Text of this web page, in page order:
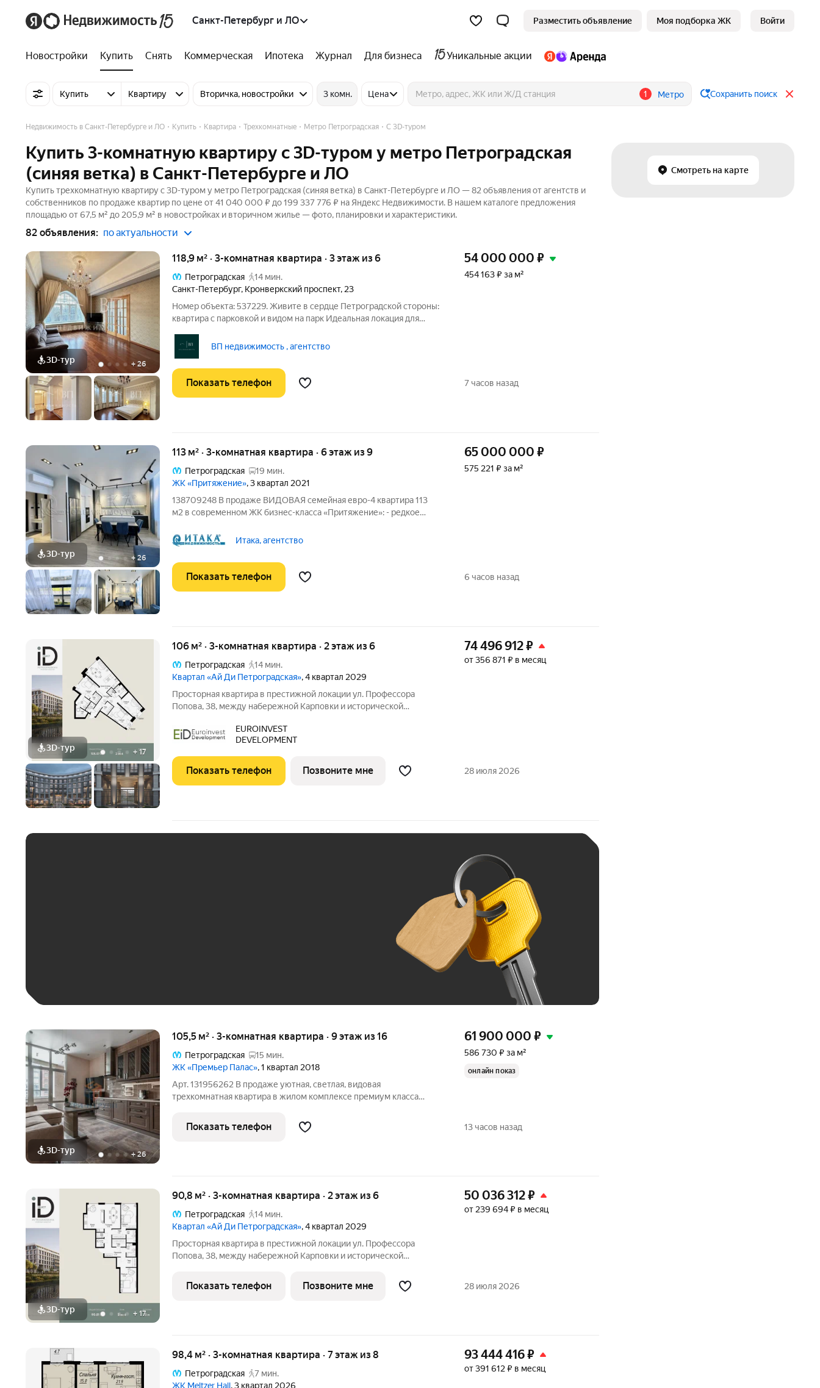
Санкт-Петербург и ЛО Разместить объявление Моя подборка ЖК Войти
Новостройки Купить Снять Коммерческая Ипотека Журнал Для бизнеса Уникальные акции
Купить Квартиру Вторичка, новостройки 3 комн. Цена 1 Метро Сохранить поиск
Смотреть на карте
Недвижимость в Санкт-Петербурге и ЛО Купить Квартира Трехкомнатные Метро Петроградская C 3D-туром
Купить 3-комнатную квартиру c 3D-туром у метро Петроградская
(синяя ветка) в Санкт-Петербурге и ЛО
Купить трехкомнатную квартиру c 3D-туром у метро Петроградская (синяя ветка) в Санкт-Петербурге и ЛО — 82 объявления от агентств и
собственников по продаже квартир по цене от 41 040 000 ₽ до 199 337 776 ₽ на Яндекс Недвижимости. В нашем каталоге предложения
площадью от 67,5 м² до 205,9 м² в новостройках и вторичном жилье — фото, планировки и характеристики.
82 объявления: по актуальности
3D-тур + 26
118,9 м² · 3-комнатная квартира · 3 этаж из 6
Петроградская
14 мин.
Санкт-Петербург, Кронверкский проспект, 23
Номер объекта: 537229. Живите в сердце Петроградской стороны:
квартира с парковкой и видом на парк Идеальная локация для
атмосферном районе. За порогом вся энергия и элегантность
ВП недвижимость , агентство
54 000 000 ₽
454 163 ₽ за м²
Показать телефон 7 часов назад
3D-тур + 26
113 м² · 3-комнатная квартира · 6 этаж из 9
Петроградская
19 мин.
ЖК «Притяжение», 3 квартал 2021
138709248 В продаже ВИДОВАЯ семейная евро-4 квартира 113
м2 в современном ЖК бизнес-класса «Притяжение»: - редкое
набережную реки Большой Невки и панорамы города,
обеспечены шикарные закаты и
Итака, агентство
65 000 000 ₽
575 221 ₽ за м²
Показать телефон 6 часов назад
3D-тур + 17
106 м² · 3-комнатная квартира · 2 этаж из 6
Петроградская
14 мин.
Квартал «Ай Ди Петроградская», 4 квартал 2029
Просторная квартира в престижной локации ул. Профессора
Попова, 38, между набережной Карповки и исторической
на Иоанновский монастырь и реку Карповку. В пешей доступности
метро
EUROINVEST
DEVELOPMENT
74 496 912₽
от 356 871 ₽ в месяц
Показать телефон Позвоните мне 28 июля 2026
3D-тур +26
105,5 м² · 3-комнатная квартира · 9 этаж из 16
Петроградская
15 мин.
ЖК «Премьер Палас», 1 квартал 2018
Арт. 131956262 В продаже уютная, светлая, видовая
трехкомнатная квартира в жилом комплексе премиум класса
третьей «лодочке», вдоль набережной реки Малая Невка.
Комфортный 9 этаж. Всего 4
61 900 000 ₽
586 730 ₽ за м²
онлайн показ
Показать телефон 13 часов назад
3D-тур + 17
90,8 м² · 3-комнатная квартира · 2 этаж из 6
Петроградская
14 мин.
Квартал «Ай Ди Петроградская», 4 квартал 2029
Просторная квартира в престижной локации ул. Профессора
Попова, 38, между набережной Карповки и исторической
на Иоанновский монастырь и реку Карповку. В пешей доступности
метро
50 036 312₽
от 239 694 ₽ в месяц
Показать телефон Позвоните мне 28 июля 2026
98,4 м² · 3-комнатная квартира · 7 этаж из 8
Петроградская
7 мин.
ЖК Meltzer Hall, 3 квартал 2026
93 444 416₽
от 391 612 ₽ в месяц